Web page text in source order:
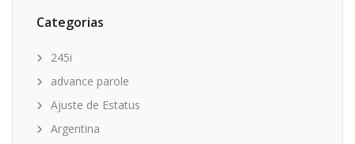
Categorias
245i
advance parole
Ajuste de Estatus
Argentina